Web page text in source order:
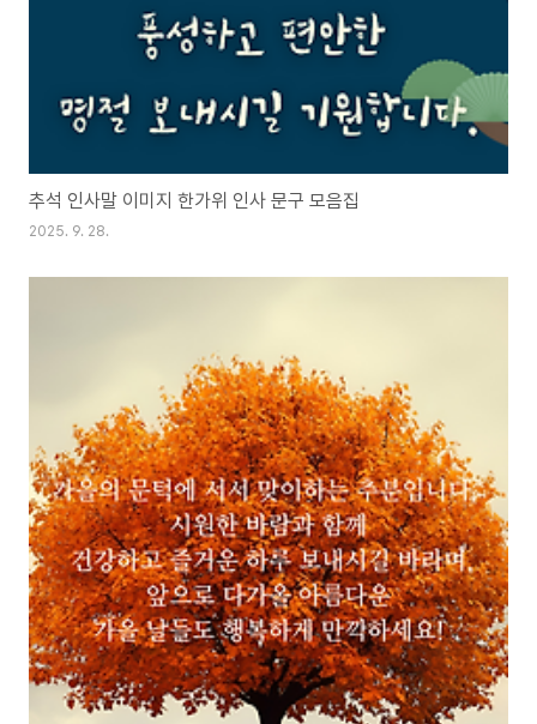
추석 인사말 이미지 한가위 인사 문구 모음집
2025. 9. 28.